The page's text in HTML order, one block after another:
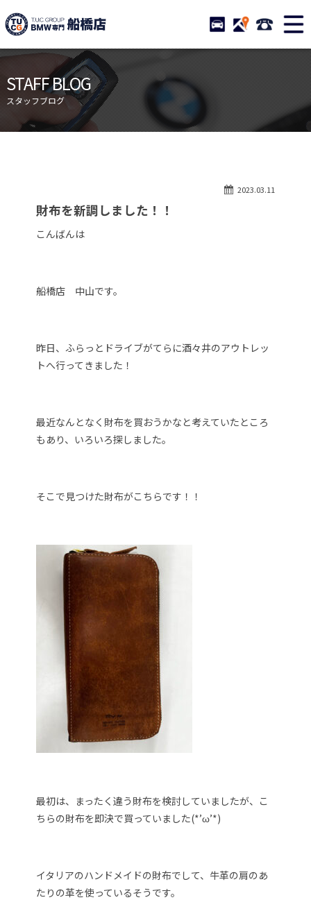
TUCグループ BMW専門 船
STOCK ACCESS 047-
ニュース
在庫リスト
目玉車両一覧
店舗紹介
保証＆サービス
アクセスマップ
自動車保険
STAFF BLOG
スタッフブログ
2023.03.11
財布を新調しました！！
こんばんは
船橋店 中山です。
昨日、ふらっとドライブがてらに酒々井のアウトレッ
トへ行ってきました！
最近なんとなく財布を買おうかなと考えていたところ
もあり、いろいろ探しました。
そこで見つけた財布がこちらです！！
最初は、まったく違う財布を検討していましたが、こ
ちらの財布を即決で買っていました(*’ω’*)
イタリアのハンドメイドの財布でして、牛革の肩のあ
たりの革を使っているそうです。